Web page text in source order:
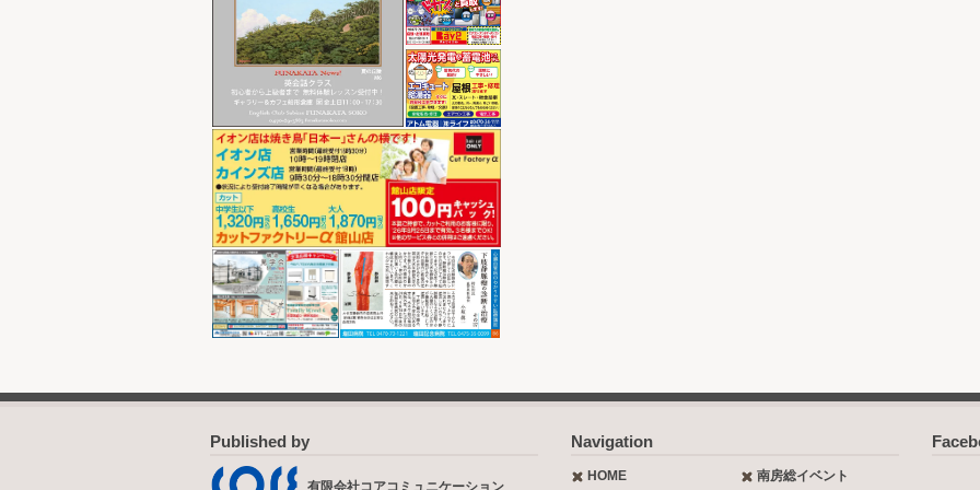
Published by
有限会社コアコミュニケーション
Navigation
HOME 南房総イベント